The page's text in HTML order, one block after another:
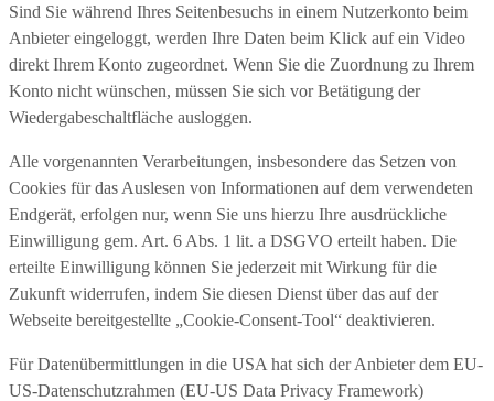
Sind Sie während Ihres Seitenbesuchs in einem Nutzerkonto beim
Anbieter eingeloggt, werden Ihre Daten beim Klick auf ein Video
direkt Ihrem Konto zugeordnet. Wenn Sie die Zuordnung zu Ihrem
Konto nicht wünschen, müssen Sie sich vor Betätigung der
Wiedergabeschaltfläche ausloggen.
Alle vorgenannten Verarbeitungen, insbesondere das Setzen von
Cookies für das Auslesen von Informationen auf dem verwendeten
Endgerät, erfolgen nur, wenn Sie uns hierzu Ihre ausdrückliche
Einwilligung gem. Art. 6 Abs. 1 lit. a DSGVO erteilt haben. Die
erteilte Einwilligung können Sie jederzeit mit Wirkung für die
Zukunft widerrufen, indem Sie diesen Dienst über das auf der
Webseite bereitgestellte „Cookie-Consent-Tool“ deaktivieren.
Für Datenübermittlungen in die USA hat sich der Anbieter dem EU-
US-Datenschutzrahmen (EU-US Data Privacy Framework)